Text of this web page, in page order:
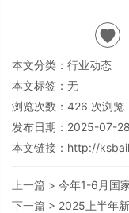
本文分类： 行业动态
本文标签：无
浏览次数： 426 次浏览
发布日期：2025-07-
本文链接： http://
上一篇 > 今年1-6月国
下一篇 > 2025上半年